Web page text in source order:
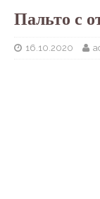
Пальто с
16.10.2020